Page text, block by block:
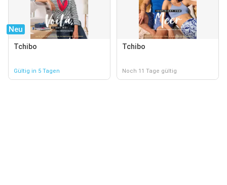
Neu
Tchibo
Gültig in 5 Tagen
Tchibo
Noch 11 Tage gültig